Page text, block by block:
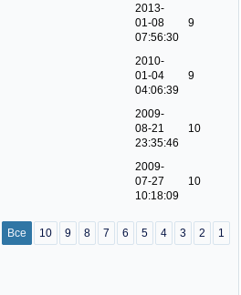
2013-
01-08
07:56:30
9
2010-
01-04
04:06:39
9
2009-
08-21
23:35:46
10
2009-
07-27
10:18:09
10
Все 10 9 8 7 6 5 4 3 2 1